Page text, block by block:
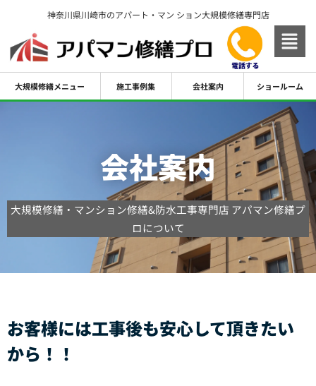
ッ
神奈川県川崎市のアパート・マン ション大規模修繕専門店
大規模修繕メニュー 施工事例集 会社案内 ショールーム
会社案内
大規模修繕・マンション修繕&防水工事専門店 アパマン修繕プ
ロについて
お客様には工事後も安心して頂きたい
から！！